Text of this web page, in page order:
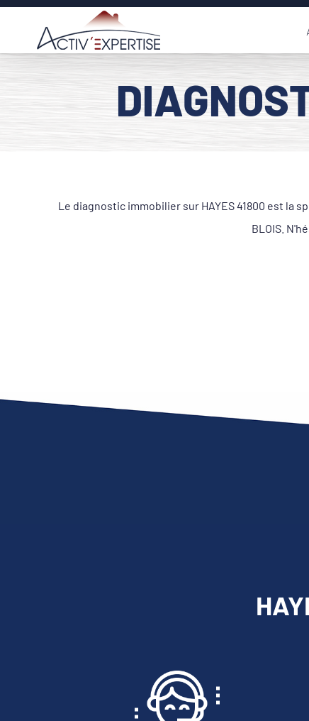
Passer
contenu
Le diagnostic immobilier sur HAYES 41800 est la
BLOIS.